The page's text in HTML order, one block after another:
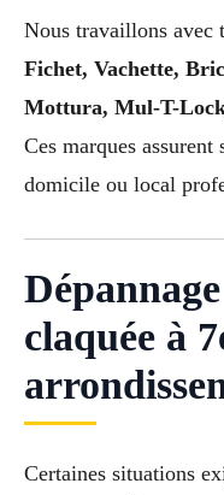
Nous travaillons avec
Fichet, Vachette,
Mottura, Mul-T-
Ces marques
domicile ou local
claquée à
Certaines situations